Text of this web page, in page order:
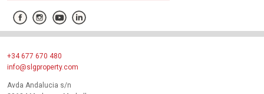
+34 677 670 480
info@slgproperty.com
Avda Andalucia s/n